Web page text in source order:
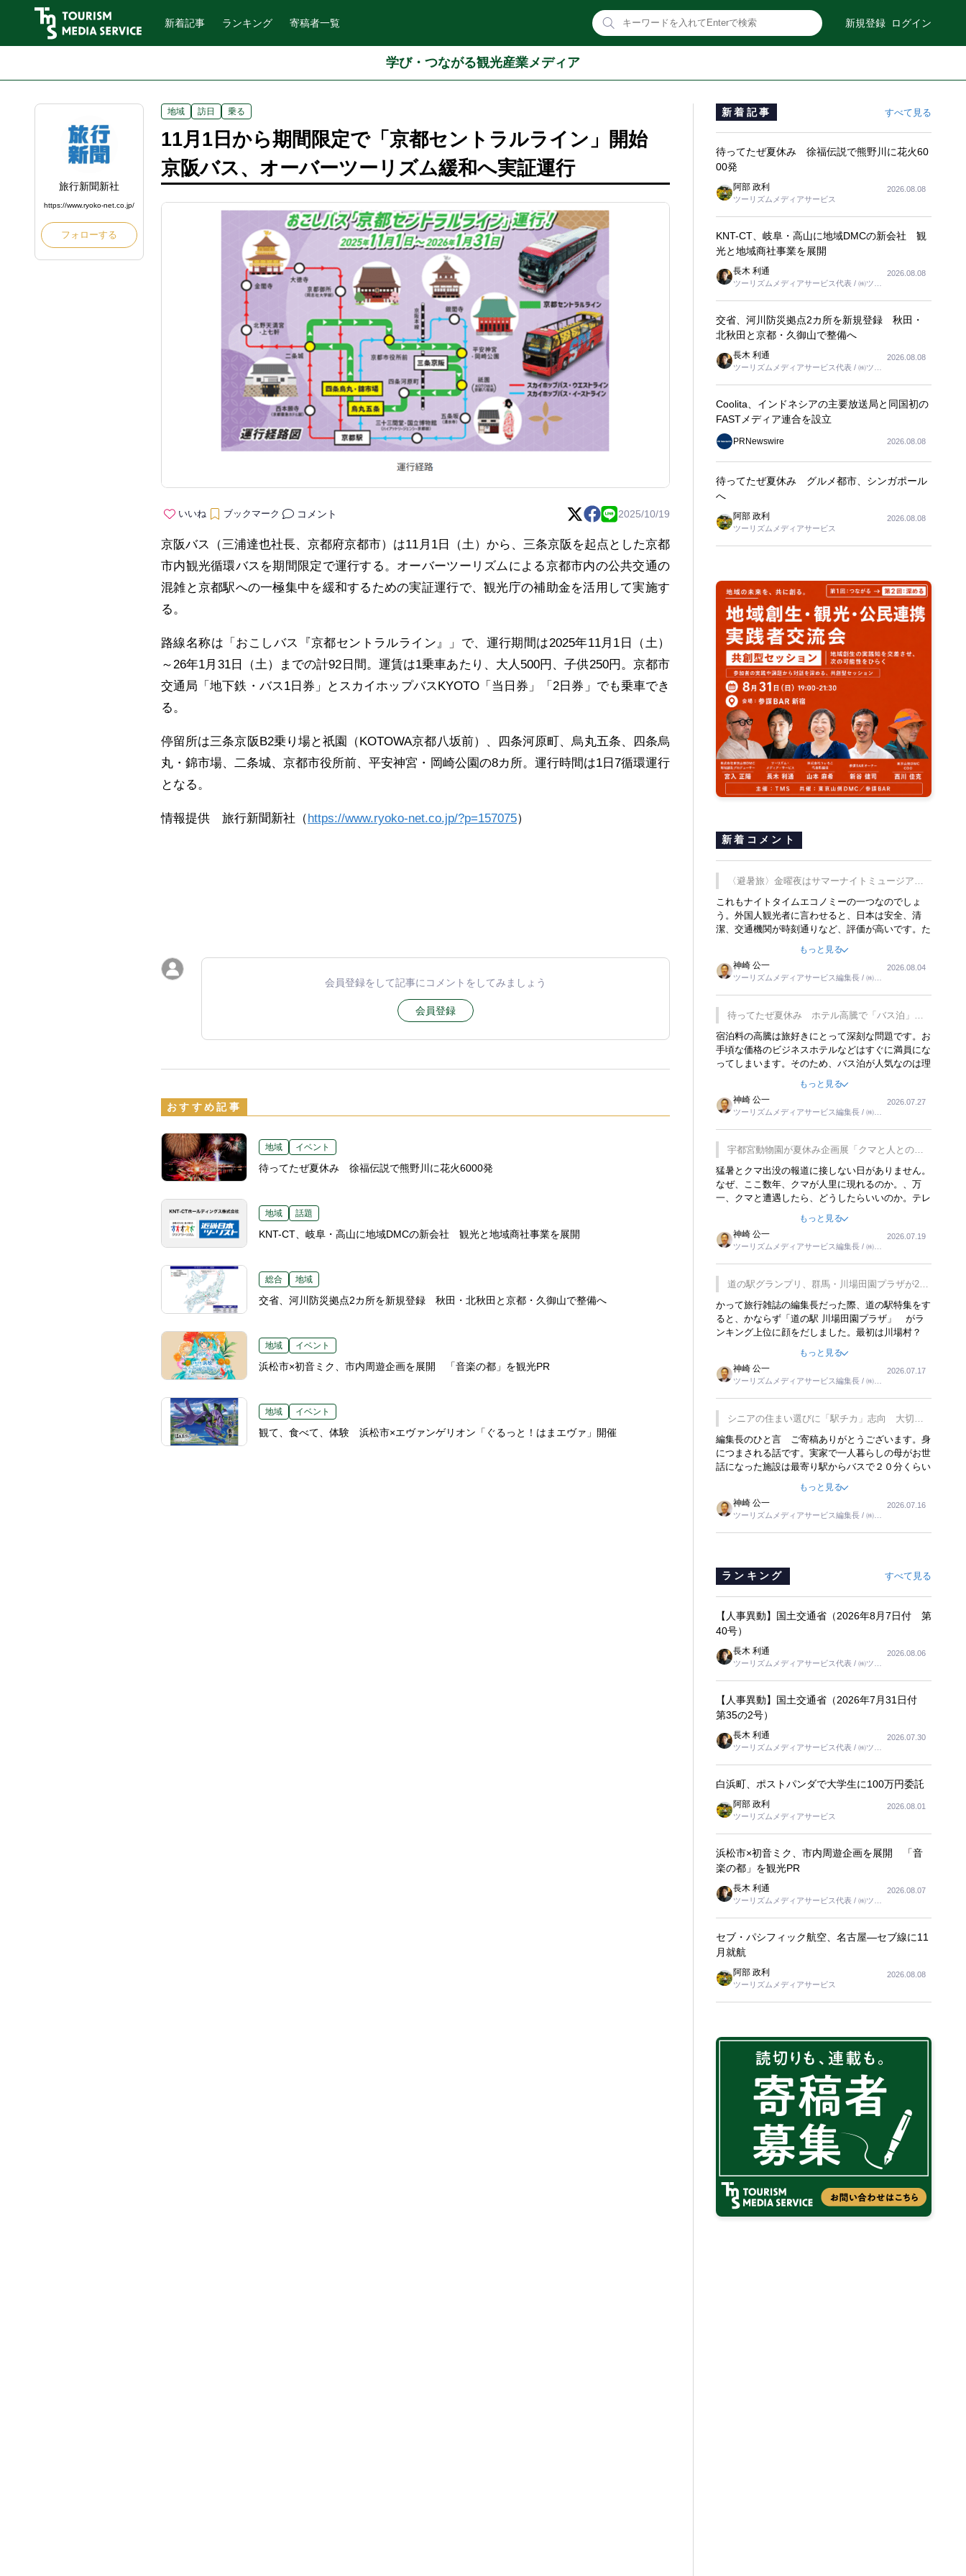
新着記事 ランキング 寄稿者一覧 新規登録 ログイン
学び・つながる観光産業メディア
旅行新聞新社
https://www.ryoko-net.co.jp/
フォローする
地域 訪日 乗る
11月1日から期間限定で「京都セントラルライン」開始
京阪バス、オーバーツーリズム緩和へ実証運行
いいね ブックマーク コメント 2025/10/19
京阪バス（三浦達也社長、京都府京都市）は11月1日（土）から、三条京阪を起点とした京都
市内観光循環バスを期間限定で運行する。オーバーツーリズムによる京都市内の公共交通の
混雑と京都駅への一極集中を緩和するための実証運行で、観光庁の補助金を活用して実施す
る。
路線名称は「おこしバス『京都セントラルライン』」で、運行期間は2025年11月1日（土）
～26年1月31日（土）までの計92日間。運賃は1乗車あたり、大人500円、子供250円。京都市
交通局「地下鉄・バス1日券」とスカイホップバスKYOTO「当日券」「2日券」でも乗車でき
る。
停留所は三条京阪B2乗り場と祇園（KOTOWA京都八坂前）、四条河原町、烏丸五条、四条烏
丸・錦市場、二条城、京都市役所前、平安神宮・岡崎公園の8カ所。運行時間は1日7循環運行
となる。
情報提供 旅行新聞新社（ https://www.ryoko-net.co.jp/?p=157075）
会員登録をして記事にコメントをしてみましょう
会員登録
おすすめ記事
地域 イベント
待ってたぜ夏休み 徐福伝説で熊野川に花火6000発
地域 話題
KNT-CT、岐阜・高山に地域DMCの新会社 観光と地域商社事業を展開
総合 地域
交省、河川防災拠点2カ所を新規登録 秋田・北秋田と京都・久御山で整備へ
地域 イベント
浜松市×初音ミク、市内周遊企画を展開 「音楽の都」を観光PR
地域 イベント
観て、食べて、体験 浜松市×エヴァンゲリオン「ぐるっと！はまエヴァ」開催
新着記事 すべて見る
待ってたぜ夏休み 徐福伝説で熊野川に花火60
00発
阿部 政利
ツーリズムメディアサービス
2026.08.08
KNT-CT、岐阜・高山に地域DMCの新会社 観
光と地域商社事業を展開
長木 利通
ツーリズムメディアサービス代表 / ㈱ツー
2026.08.08
交省、河川防災拠点2カ所を新規登録 秋田・
北秋田と京都・久御山で整備へ
長木 利通
ツーリズムメディアサービス代表 / ㈱ツー
2026.08.08
Coolita、インドネシアの主要放送局と同国初の
FASTメディア連合を設立
PRNewswire 2026.08.08
待ってたぜ夏休み グルメ都市、シンガポール
へ
阿部 政利
ツーリズムメディアサービス
2026.08.08
新着コメント
〈避暑旅〉金曜夜はサマーナイトミュージア
ム、都立6施設で
これもナイトタイムエコノミーの一つなのでしょ
う。外国人観光者に言わせると、日本は安全、清
潔、交通機関が時刻通りなど、評価が高いです。た
す。そのような意味で、金曜夜にこのようなイベン
トが行われれば、日本人に限らず外国人にとっても
楽しみが増えるでしょうね。
もっと見る
神崎 公一
ツーリズムメディアサービス編集長 / ㈱ツ
2026.08.04
待ってたぜ夏休み ホテル高騰で「バス泊」人
気
宿泊料の高騰は旅好きにとって深刻な問題です。お
手頃な価格のビジネスホテルなどはすぐに満員にな
ってしまいます。そのため、バス泊が人気なのは理
行をした時は、移動はグレイハウンドバスでした。
夕方から夜の便を利用してホテル代を浮かせていま
した。ただし、若いからできたことです。若い人が
夜行バスで京都に行った、青森に行ったと聞くと、
疲れが残らないのかなと思ってしまいます。
もっと見る
神崎 公一
ツーリズムメディアサービス編集長 / ㈱ツ
2026.07.27
宇都宮動物園が夏休み企画展「クマと人との距
離」を7月20日から開催
猛暑とクマ出没の報道に接しない日がありません。
なぜ、ここ数年、クマが人里に現れるのか。、万
一、クマと遭遇したら、どうしたらいいのか。テレ
るなんてことは、冗談でもいえません。そんな中
で、この企画展はタイムリーですね。
もっと見る
神崎 公一
ツーリズムメディアサービス編集長 / ㈱ツ
2026.07.19
道の駅グランプリ、群馬・川場田園プラザが2連
覇
かって旅行雑誌の編集長だった際、道の駅特集をす
ると、かならず「道の駅 川場田園プラザ」 がラ
ンキング上位に顔をだしました。最初は川場村？
れ永井 彰一社長にインタビューしたら、興味深い
話が次々が飛び出しました。プレゼンも巧みで、今
でも思い出すことが２つあります。一つは、従業員
に東京ディズニーランドを見学させ、サービス業、
接客業の何かを理解してもらっていることです。
もう一つは1800円もするプレミアムヨーグルトを
販売するにあたり、社内に懸念もあったそうです。
永井社長は、駐車場に都内ナンバーの高級外車が停
まっていることに目をつけ、高級商品でも売れると
確信したそうです。今回の記事を懐かしく読みまし
もっと見る
神崎 公一
ツーリズムメディアサービス編集長 / ㈱ツ
2026.07.17
シニアの住まい選びに「駅チカ」志向 大切な
のは出かけたくなる暮らし
編集長のひと言 ご寄稿ありがとうございます。身
につまされる話です。実家で一人暮らしの母がお世
話になった施設は最寄り駅からバスで２０分くらい
りました。母の住まいから近いという理由で、その
施設を選択したのですが、私と妹にとっては、半日
仕事ででした。シニアの住まい選びは、当人だけで
はなく、世話をする家族の足の便も考えない外池な
もっと見る
神崎 公一
ツーリズムメディアサービス編集長 / ㈱ツ
2026.07.16
ランキング すべて見る
【人事異動】国土交通省（2026年8月7日付 第
40号）
長木 利通
ツーリズムメディアサービス代表 / ㈱ツー
2026.08.06
【人事異動】国土交通省（2026年7月31日付
第35の2号）
長木 利通
ツーリズムメディアサービス代表 / ㈱ツー
2026.07.30
白浜町、ポストパンダで大学生に100万円委託
阿部 政利
ツーリズムメディアサービス
2026.08.01
浜松市×初音ミク、市内周遊企画を展開 「音
楽の都」を観光PR
長木 利通
ツーリズムメディアサービス代表 / ㈱ツー
2026.08.07
セブ・パシフィック航空、名古屋―セブ線に11
月就航
阿部 政利
ツーリズムメディアサービス
2026.08.08